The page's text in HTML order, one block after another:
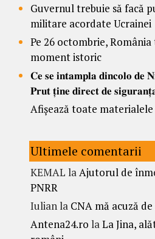
Guvernul trebuie să facă
militare acordate Ucrainei
Pe 26 octombrie,
moment istoric
𝐂𝐞 𝐬𝐞 𝐢𝐧𝐭𝐚𝐦𝐩𝐥𝐚 𝐝𝐢𝐧𝐜𝐨𝐥𝐨 𝐝𝐞
𝐏𝐫𝐮𝐭 𝐭̦𝐢𝐧𝐞 𝐝𝐢𝐫𝐞𝐜𝐭 𝐝𝐞
Afișează toate
Ultimele comentarii
KEMAL laAjutorul de
PNRR
Iulianla CNA mă acuză
Antena24.ro laLa Jina,